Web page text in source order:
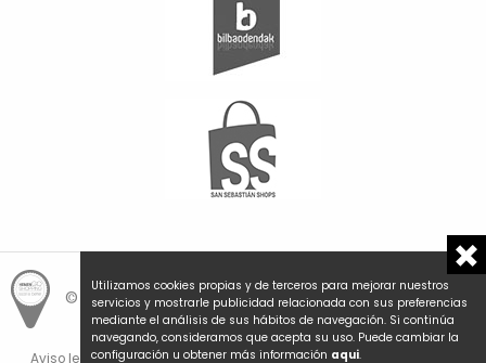
Utilizamos cookies propias y de terceros para mejorar nuestros
servicios y mostrarle publicidad relacionada con sus preferencias
mediante el análisis de sus hábitos de navegación. Si continúa
navegando, consideramos que acepta su uso. Puede cambiar la
configuración u obtener más información aqui.
© Hemengo Shopping.Local is better.
Aviso legal y privacidad Política de cookies